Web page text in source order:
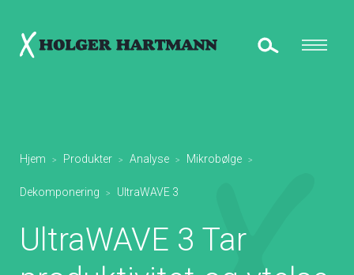
Hjem > Produkter > Analyse > Mikrobølge >
Dekomponering > UltraWAVE 3
UltraWAVE 3 Tar